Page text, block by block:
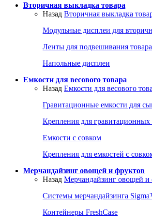
Вторичная выкладка товара
Назад Вторичная выкладка
Модульные дисплеи для
Ленты для подвешивания товара
Напольные дисплеи
Емкости для весового товара
Назад Емкости для весового
Гравитационные емкости для
Крепления для гравитационных
Емкости с совком
Крепления для емкостей с
Мерчандайзинг овощей и фруктов
Назад Мерчандайзинг овощей и
Системы мерчандайзинга
Контейнеры FreshCase